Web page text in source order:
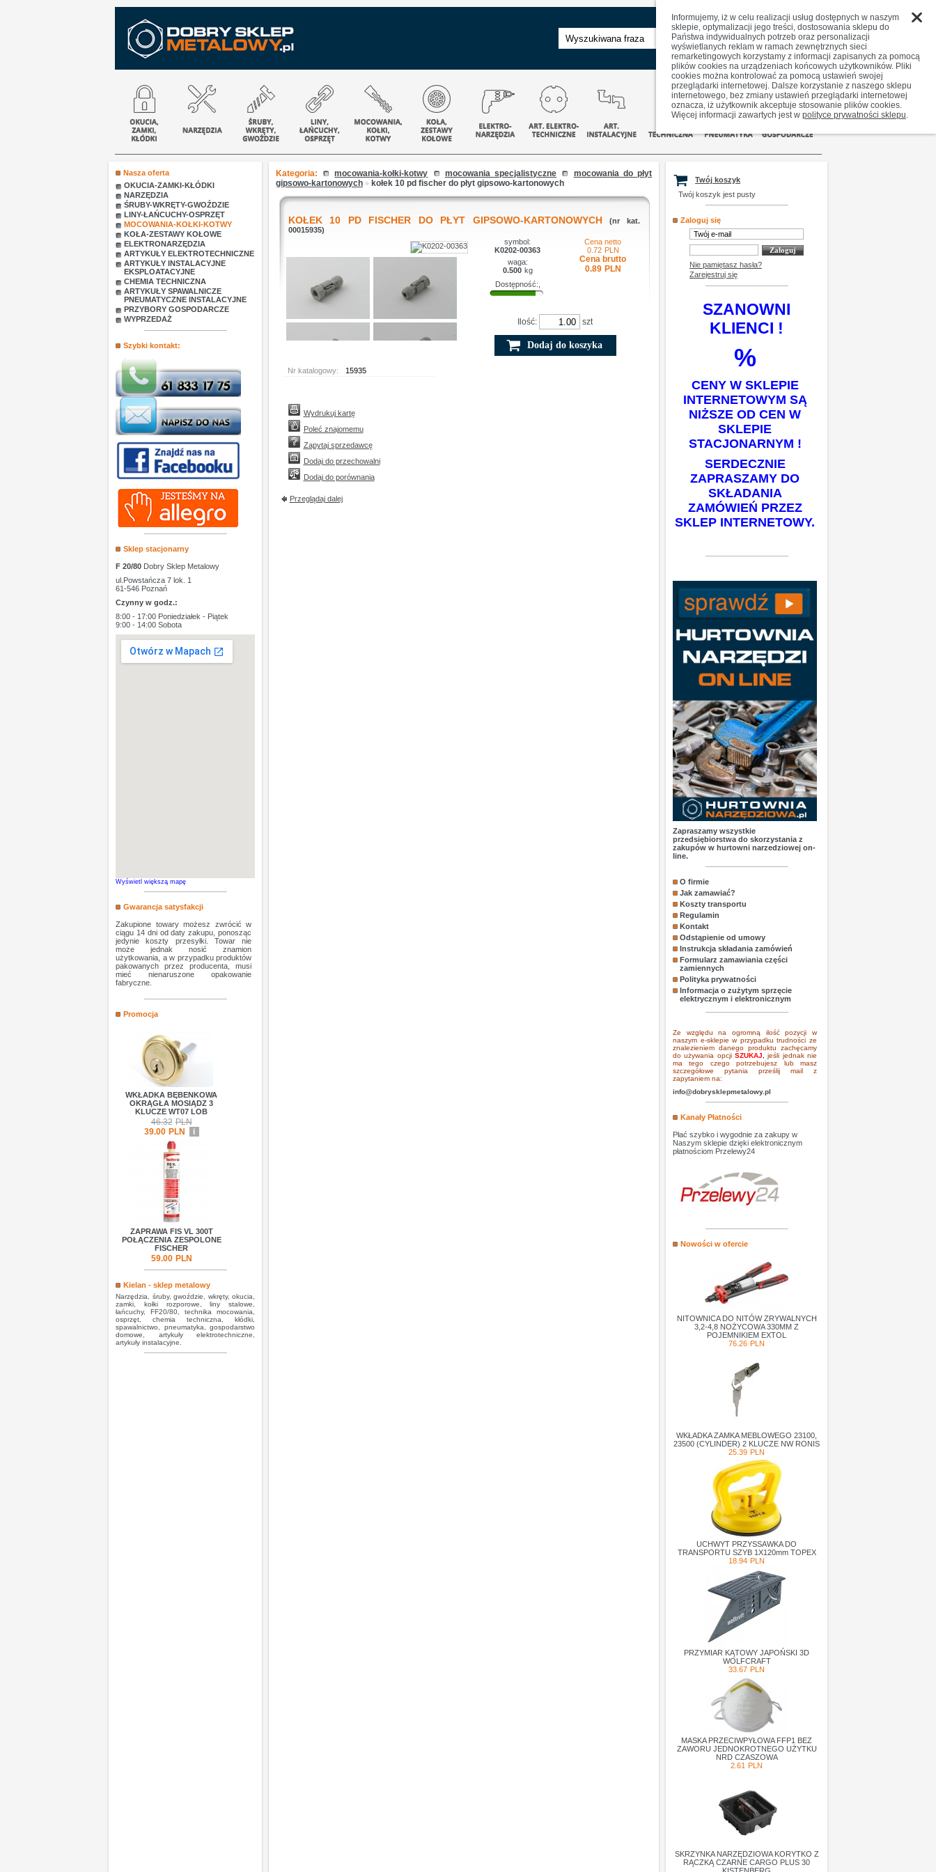
zaawansowane
Nasza oferta
OKUCIA-ZAMKI-KŁÓDKI
NARZĘDZIA
ŚRUBY-WKRĘTY-GWOŹDZIE
LINY-ŁAŃCUCHY-OSPRZĘT
MOCOWANIA-KOŁKI-KOTWY
KOŁA-ZESTAWY KOŁOWE
ELEKTRONARZĘDZIA
ARTYKUŁY ELEKTROTECHNICZNE
ARTYKUŁY INSTALACYJNE
EKSPLOATACYJNE
CHEMIA TECHNICZNA
ARTYKUŁY SPAWALNICZE
PNEUMATYCZNE INSTALACYJNE
PRZYBORY GOSPODARCZE
WYPRZEDAŻ
Szybki kontakt:
Sklep stacjonarny
F 20/80 Dobry Sklep Metalowy
ul.Powstańcza 7 lok. 1
61-546 Poznań
Czynny w godz.:
8:00 - 17:00 Poniedziałek - Piątek
9:00 - 14:00 Sobota
Wyświetl większą mapę
Gwarancja satysfakcji
Zakupione towary możesz zwrócić w
ciągu 14 dni od daty zakupu, ponosząc
jedynie koszty przesyłki. Towar nie
może jednak nosić znamion
użytkowania, a w przypadku produktów
pakowanych przez producenta, musi
mieć nienaruszone opakowanie
fabryczne.
Promocja
WKŁADKA BĘBENKOWA
OKRĄGŁA MOSIĄDZ 3
KLUCZE WT07 LOB
46.32 PLN
39.00 PLN i
ZAPRAWA FIS VL 300T
POŁĄCZENIA ZESPOLONE
FISCHER
59.00 PLN
Kielan - sklep metalowy
Narzędzia, śruby, gwoździe, wkręty, okucia,
zamki, kołki rozporowe, liny stalowe,
łańcuchy, FF20/80, technika mocowania,
osprzęt, chemia techniczna, kłódki,
spawalnictwo, pneumatyka, gospodarstwo
domowe, artykuły elektrotechniczne,
artykuły instalacyjne.
Kategoria: mocowania-kołki-kotwy mocowania specjalistyczne
mocowania do płyt
gipsowo-kartonowych » kołek 10 pd fischer do płyt gipsowo-kartonowych
KOŁEK 10 PD FISCHER DO PŁYT GIPSOWO-KARTONOWYCH
(nr kat.
00015935)
symbol:
K0202-00363
waga:
0.500 kg
Dostępność:,
Cena netto
0.72 PLN
Cena brutto
0.89 PLN
Ilość: szt
Nr katalogowy: 15935
Wydrukuj kartę
Poleć znajomemu
Zapytaj sprzedawcę
Dodaj do przechowalni
Dodaj do porównania
Przeglądaj dalej
Twój koszyk
Twój koszyk jest pusty
Zaloguj się
Nie pamiętasz hasła?
Zarejestruj się
SZANOWNI
KLIENCI !
%
CENY W SKLEPIE
INTERNETOWYM SĄ
NIŻSZE OD CEN W
SKLEPIE
STACJONARNYM !
SERDECZNIE
ZAPRASZAMY DO
SKŁADANIA
ZAMÓWIEŃ PRZEZ
SKLEP INTERNETOWY.
Zapraszamy wszystkie
przedsiębiorstwa do skorzystania z
zakupów w hurtowni narzedziowej on-
line.
O firmie
Jak zamawiać?
Koszty transportu
Regulamin
Kontakt
Odstąpienie od umowy
Instrukcja składania zamówień
Formularz zamawiania części
zamiennych
Polityka prywatności
Informacja o zużytym sprzęcie
elektrycznym i elektronicznym
Ze względu na ogromną ilość pozycji w
naszym e-sklepie w przypadku trudności ze
znalezieniem danego produktu zachęcamy
do używania opcjiSZUKAJ ,jeśli jednak nie
ma tego czego potrzebujesz lub masz
szczegółowe pytania prześlij mail z
zapytaniem na:
info@dobrysklepmetalowy.pl
Kanały Płatności
Płać szybko i wygodnie za zakupy w
Naszym sklepie dzięki elektronicznym
płatnościom Przelewy24
Nowości w ofercie
NITOWNICA DO NITÓW ZRYWALNYCH
3,2-4,8 NOŻYCOWA 330MM Z
POJEMNIKIEM EXTOL
76.26 PLN
WKŁADKA ZAMKA MEBLOWEGO 23100,
23500 (CYLINDER) 2 KLUCZE NW RONIS
25.39 PLN
UCHWYT PRZYSSAWKA DO
TRANSPORTU SZYB 1X120mm TOPEX
18.94 PLN
PRZYMIAR KĄTOWY JAPOŃSKI 3D
WOLFCRAFT
33.67 PLN
MASKA PRZECIWPYŁOWA FFP1 BEZ
ZAWORU JEDNOKROTNEGO UŻYTKU
NRD CZASZOWA
2.61 PLN
SKRZYNKA NARZĘDZIOWA KORYTKO Z
RĄCZKĄ CZARNE CARGO PLUS 30
Informujemy, iż w celu realizacji usług dostępnych w naszym
sklepie, optymalizacji jego treści, dostosowania sklepu do
Państwa indywidualnych potrzeb oraz personalizacji
wyświetlanych reklam w ramach zewnętrznych sieci
remarketingowych korzystamy z informacji zapisanych za pomocą
plików cookies na urządzeniach końcowych użytkowników. Pliki
cookies można kontrolować za pomocą ustawień swojej
przeglądarki internetowej. Dalsze korzystanie z naszego sklepu
internetowego, bez zmiany ustawień przeglądarki internetowej
oznacza, iż użytkownik akceptuje stosowanie plików cookies.
Więcej informacji zawartych jest w polityce prywatności sklepu.